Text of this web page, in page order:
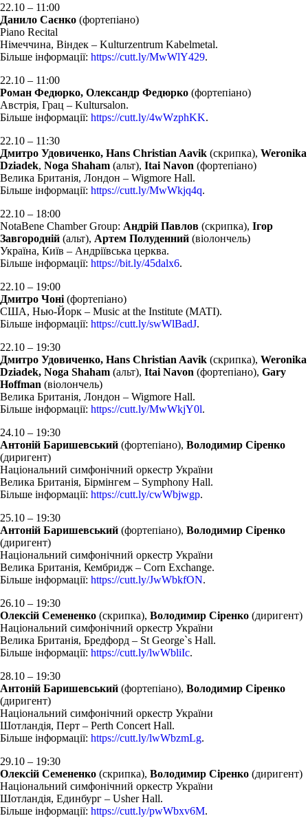
22.10 – 11:00
Данило Саєнко (фортепіано)
Piano Recital
Німеччина, Віндек – Kulturzentrum Kabelmetal.
Більше інформації: https://cutt.ly/MwWlY429.
22.10 – 11:00
Роман Федюрко, Олександр Федюрко (фортепіано)
Австрія, Грац – Kultursalon.
Більше інформації: https://cutt.ly/4wWzphKK.
22.10 – 11:30
Дмитро Удовиченко, Hans Christian Aavik (скрипка), Weronika
Dziadek, Noga Shaham (альт), Itai Navon (фортепіано)
Велика Британія, Лондон – Wigmore Hall.
Більше інформації: https://cutt.ly/MwWkjq4q.
22.10 – 18:00
NotaBene Chamber Group: Андрій Павлов (скрипка), Ігор
Завгородній (альт), Артем Полуденний (віолончель)
Україна, Київ – Андріївська церква.
Більше інформації: https://bit.ly/45dalx6.
22.10 – 19:00
Дмитро Чоні (фортепіано)
США, Нью-Йорк – Music at the Institute (MATI).
Більше інформації: https://cutt.ly/swWlBadJ.
22.10 – 19:30
Дмитро Удовиченко, Hans Christian Aavik (скрипка), Weronika
Dziadek, Noga Shaham (альт), Itai Navon (фортепіано), Gary
Hoffman (віолончель)
Велика Британія, Лондон – Wigmore Hall.
Більше інформації: https://cutt.ly/MwWkjY0l.
24.10 – 19:30
Антоній Баришевський (фортепіано), Володимир Сіренко
(диригент)
Національний симфонічний оркестр України
Велика Британія, Бірмінгем – Symphony Hall.
Більше інформації: https://cutt.ly/cwWbjwgp.
25.10 – 19:30
Антоній Баришевський (фортепіано), Володимир Сіренко
(диригент)
Національний симфонічний оркестр України
Велика Британія, Кембридж – Corn Exchange.
Більше інформації: https://cutt.ly/JwWbkfON.
26.10 – 19:30
Олексій Семененко (скрипка), Володимир Сіренко (диригент)
Національний симфонічний оркестр України
Велика Британія, Бредфорд – St George`s Hall.
Більше інформації: https://cutt.ly/lwWbliIc.
28.10 – 19:30
Антоній Баришевський (фортепіано), Володимир Сіренко
(диригент)
Національний симфонічний оркестр України
Шотландія, Перт – Perth Concert Hall.
Більше інформації: https://cutt.ly/lwWbzmLg.
29.10 – 19:30
Олексій Семененко (скрипка), Володимир Сіренко (диригент)
Національний симфонічний оркестр України
Шотландія, Единбург – Usher Hall.
Більше інформації: https://cutt.ly/pwWbxv6M.